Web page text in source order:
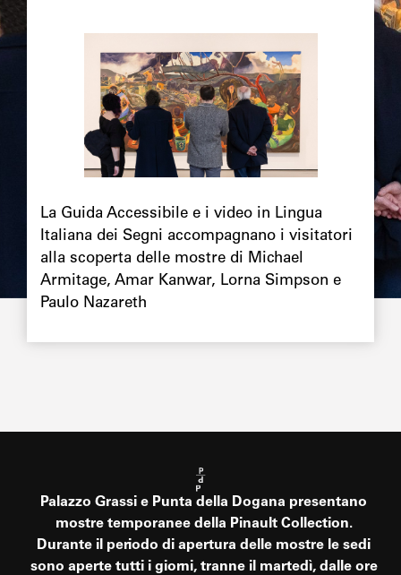
La Guida Accessibile e i video in Lingua
Italiana dei Segni accompagnano i visitatori
alla scoperta delle mostre di Michael
Armitage, Amar Kanwar, Lorna Simpson e
Paulo Nazareth
Palazzo Grassi e Punta della Dogana presentano
mostre temporanee della Pinault Collection.
Durante il periodo di apertura delle mostre le sedi
sono aperte tutti i giorni, tranne il martedì, dalle ore